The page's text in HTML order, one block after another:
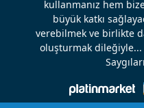
kullanmanız hem
büyük katkı
verebilmek ve birlikte
oluşturmak dileğiyle...